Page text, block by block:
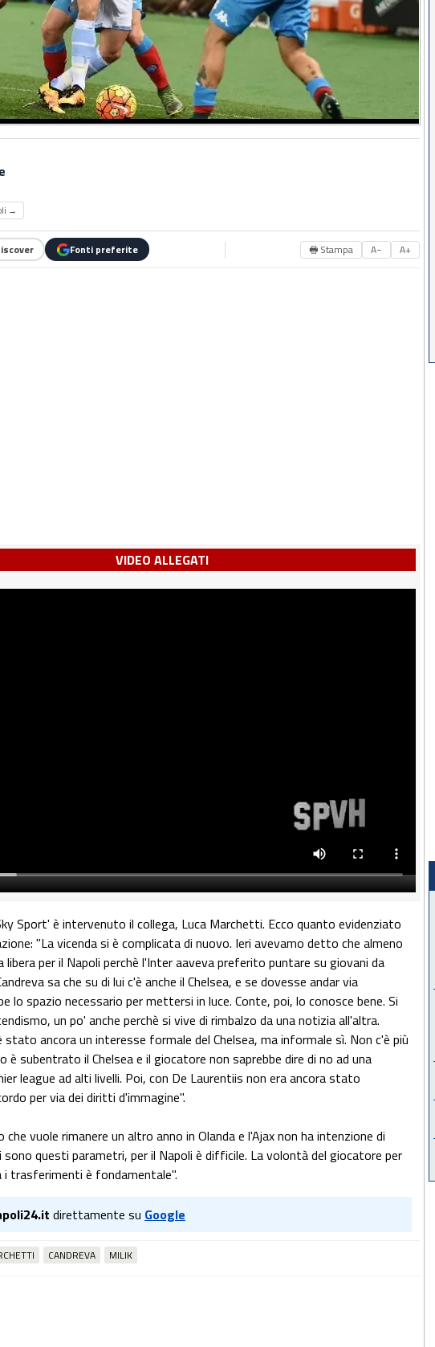
→
Fonti preferite 🖶 Stampa A− A+
VIDEO ALLEGATI
Sport' è intervenuto il collega, Luca Marchetti. Ecco quanto evidenziato
"La vicenda si è complicata di nuovo. Ieri avevamo detto che almeno
libera per il Napoli perchè l'Inter aaveva preferito puntare su giovani da
sa che su di lui c'è anche il Chelsea, e se dovesse andar via
lo spazio necessario per mettersi in luce. Conte, poi, lo conosce bene. Si
un po' anche perchè si vive di rimbalzo da una notizia all'altra.
ancora un interesse formale del Chelsea, ma informale sì. Non c'è più
è subentrato il Chelsea e il giocatore non saprebbe dire di no ad una
league ad alti livelli. Poi, con De Laurentiis non era ancora stato
per via dei diritti d'immagine".
vuole rimanere un altro anno in Olanda e l'Ajax non ha intenzione di
sono questi parametri, per il Napoli è difficile. La volontà del giocatore per
i trasferimenti è fondamentale".
direttamente su Google
CANDREVA MILIK